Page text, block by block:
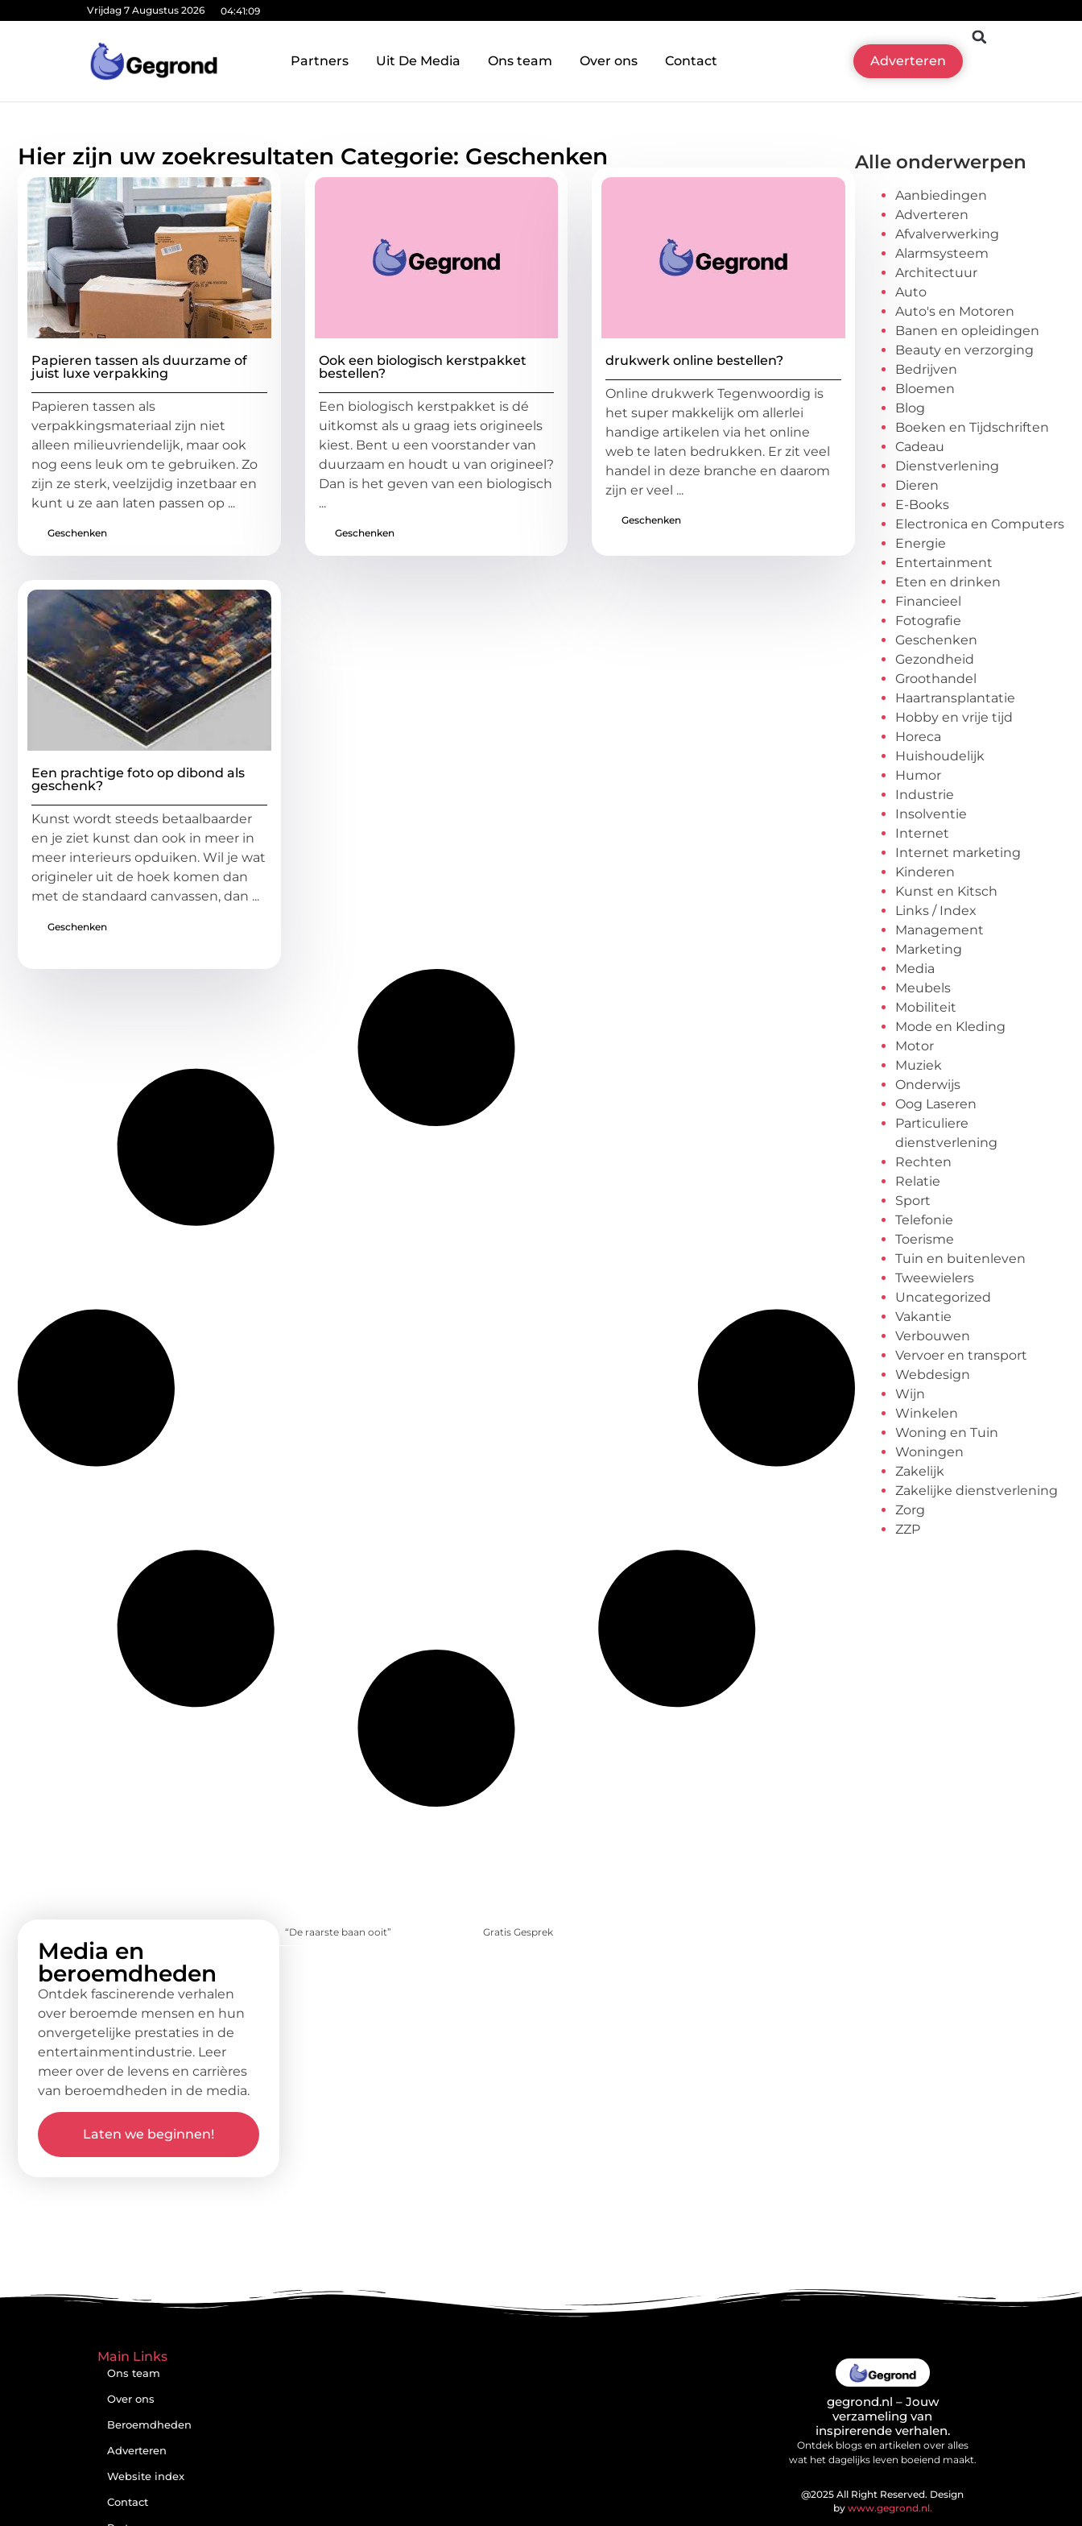
Vrijdag 7 Augustus 2026 04:41:10
Partners Uit De Media Ons team Over ons Contact Adverteren
Hier zijn uw zoekresultaten Categorie: Geschenken
Papieren tassen als duurzame of
juist luxe verpakking
Papieren tassen als
verpakkingsmateriaal zijn niet
alleen milieuvriendelijk, maar ook
nog eens leuk om te gebruiken. Zo
zijn ze sterk, veelzijdig inzetbaar en
kunt u ze aan laten passen op ...
Geschenken
Ook een biologisch kerstpakket
bestellen?
Een biologisch kerstpakket is dé
uitkomst als u graag iets origineels
kiest. Bent u een voorstander van
duurzaam en houdt u van origineel?
Dan is het geven van een biologisch
...
Geschenken
drukwerk online bestellen?
Online drukwerk Tegenwoordig is
het super makkelijk om allerlei
handige artikelen via het online
web te laten bedrukken. Er zit veel
handel in deze branche en daarom
zijn er veel ...
Geschenken
Een prachtige foto op dibond als
geschenk?
Kunst wordt steeds betaalbaarder
en je ziet kunst dan ook in meer in
meer interieurs opduiken. Wil je wat
origineler uit de hoek komen dan
met de standaard canvassen, dan ...
Geschenken
Alle onderwerpen
Aanbiedingen
Adverteren
Afvalverwerking
Alarmsysteem
Architectuur
Auto
Auto's en Motoren
Banen en opleidingen
Beauty en verzorging
Bedrijven
Bloemen
Blog
Boeken en Tijdschriften
Cadeau
Dienstverlening
Dieren
E-Books
Electronica en Computers
Energie
Entertainment
Eten en drinken
Financieel
Fotografie
Geschenken
Gezondheid
Groothandel
Haartransplantatie
Hobby en vrije tijd
Horeca
Huishoudelijk
Humor
Industrie
Insolventie
Internet
Internet marketing
Kinderen
Kunst en Kitsch
Links / Index
Management
Marketing
Media
Meubels
Mobiliteit
Mode en Kleding
Motor
Muziek
Onderwijs
Oog Laseren
Particuliere
dienstverlening
Rechten
Relatie
Sport
Telefonie
Toerisme
Tuin en buitenleven
Tweewielers
Uncategorized
Vakantie
Verbouwen
Vervoer en transport
Webdesign
Wijn
Winkelen
Woning en Tuin
Woningen
Zakelijk
Zakelijke dienstverlening
Zorg
ZZP
Media en
beroemdheden
Ontdek fascinerende verhalen
over beroemde mensen en hun
onvergetelijke prestaties in de
entertainmentindustrie. Leer
meer over de levens en carrières
van beroemdheden in de media.
Laten we beginnen!
“De raarste baan ooit” Gratis Gesprek
Main Links
Ons team
Over ons
Beroemdheden
Adverteren
Website index
Contact
gegrond.nl – Jouw
verzameling van
inspirerende verhalen.
Ontdek blogs en artikelen over alles
wat het dagelijks leven boeiend maakt.
@2025 All Right Reserved. Design
by www.gegrond.nl.